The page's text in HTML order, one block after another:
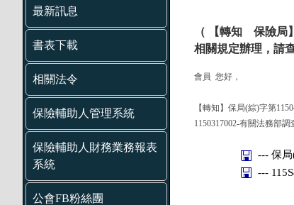
最新訊息
書表下載
相關法令
保險輔助人管理系統
保險輔助人財務業務報表
系統
公會FB粉絲團
（ 【轉知 保險局
相關規定辦理，請
會員 您好，
【轉知】保局(綜)字第
1150317002-有關法務部
--- 保
---